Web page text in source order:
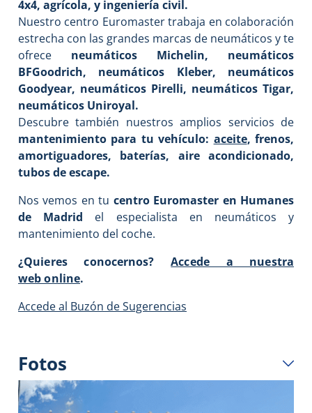
4x4, agrícola, y ingeniería civil.
Nuestro centro Euromaster trabaja en colaboración
estrecha con las grandes marcas de neumáticos y te
ofrece neumáticos Michelin, neumáticos
BFGoodrich, neumáticos Kleber, neumáticos
Goodyear, neumáticos Pirelli, neumáticos Tigar,
neumáticos Uniroyal.
Descubre también nuestros amplios servicios de
mantenimiento para tu vehículo: aceite, frenos,
amortiguadores, baterías, aire acondicionado,
tubos de escape.
Nos vemos en tu centro Euromaster en Humanes
de Madrid el especialista en neumáticos y
mantenimiento del coche.
¿Quieres conocernos?Accede a nuestra
web online.
Accede al Buzón de Sugerencias
Fotos